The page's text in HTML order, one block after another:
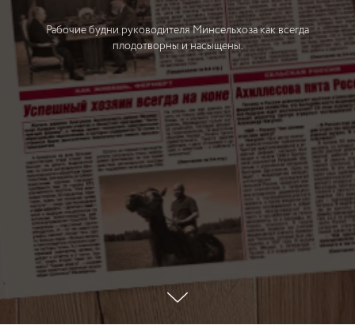
Рабочие будни руководителя Минсельхоза как всегда
плодотворны и насыщены.